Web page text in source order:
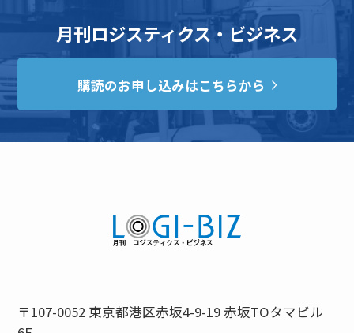
月刊ロジスティクス・ビジネス
購読のお申し込みはこちらから
〒107-0052 東京都港区赤坂4-9-19 赤坂TOタマビル